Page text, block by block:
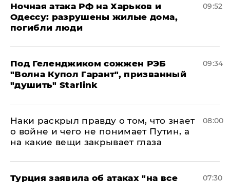
​Ночная атака РФ на Харьков и
Одессу: разрушены жилые дома,
погибли люди
09:52
Под Геленджиком сожжен РЭБ
"Волна Купол Гарант", призванный
"душить" Starlink
09:34
Наки раскрыл правду о том, что знает
о войне и чего не понимает Путин, а
на какие вещи закрывает глаза
08:00
Турция заявила об атаках "на все 07:30